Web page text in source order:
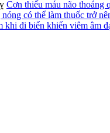
Cơn thiếu máu não thoáng
có thể làm thuốc trở
khi đi biển khiến viêm âm